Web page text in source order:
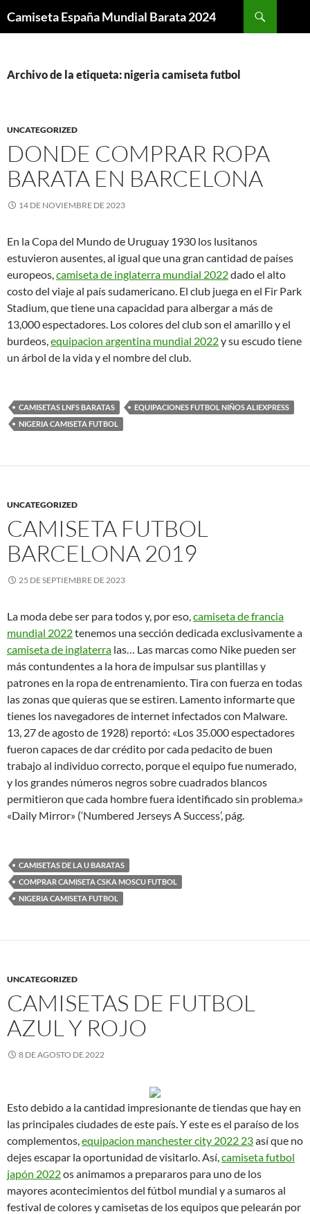
Camiseta España Mundial Barata 2024
Archivo de la etiqueta: nigeria camiseta futbol
UNCATEGORIZED
DONDE COMPRAR ROPA
BARATA EN BARCELONA
14 DE NOVIEMBRE DE 2023
En la Copa del Mundo de Uruguay 1930 los lusitanos
estuvieron ausentes, al igual que una gran cantidad de países
europeos,camiseta de inglaterra mundial 2022dado el alto
costo del viaje al país sudamericano. El club juega en el Fir Park
Stadium, que tiene una capacidad para albergar a más de
13,000 espectadores. Los colores del club son el amarillo y el
burdeos,equipacion argentina mundial 2022y su escudo tiene
un árbol de la vida y el nombre del club.
CAMISETAS LNFS BARATAS
EQUIPACIONES FUTBOL NIÑOS ALIEXPRESS
NIGERIA CAMISETA FUTBOL
UNCATEGORIZED
CAMISETA FUTBOL
BARCELONA 2019
25 DE SEPTIEMBRE DE 2023
La moda debe ser para todos y, por eso,camiseta de francia
mundial 2022tenemos una sección dedicada exclusivamente a
camiseta de inglaterra las… Las marcas como Nike pueden ser
más contundentes a la hora de impulsar sus plantillas y
patrones en la ropa de entrenamiento. Tira con fuerza en todas
las zonas que quieras que se estiren. Lamento informarte que
tienes los navegadores de internet infectados con Malware.
13, 27 de agosto de 1928) reportó: «Los 35.000 espectadores
fueron capaces de dar crédito por cada pedacito de buen
trabajo al individuo correcto, porque el equipo fue numerado,
y los grandes números negros sobre cuadrados blancos
permitieron que cada hombre fuera identificado sin problema.»
«Daily Mirror» (‘Numbered Jerseys A Success’, pág.
CAMISETAS DE LA U BARATAS
COMPRAR CAMISETA CSKA MOSCU FUTBOL
NIGERIA CAMISETA FUTBOL
UNCATEGORIZED
CAMISETAS DE FUTBOL
AZUL Y ROJO
8 DE AGOSTO DE 2022
Esto debido a la cantidad impresionante de tiendas que hay en
las principales ciudades de este país. Y este es el paraíso de los
complementos,equipacion manchester city 2022 23así que no
dejes escapar la oportunidad de visitarlo. Así,camiseta futbol
japón 2022os animamos a prepararos para uno de los
mayores acontecimientos del fútbol mundial y a sumaros al
festival de colores y camisetas de los equipos que pelearán por